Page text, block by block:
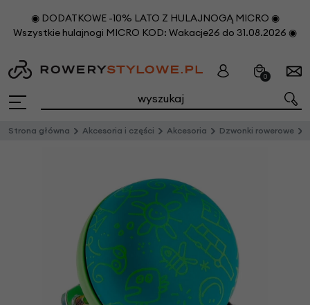
◉ DODATKOWE -10% LATO Z HULAJNOGĄ MICRO ◉
Wszystkie hulajnogi MICRO KOD: Wakacje26 do 31.08.2026 ◉
0
Strona główna Akcesoria i części Akcesoria Dzwonki rowerowe